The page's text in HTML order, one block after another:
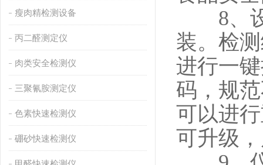
瘦肉精检测设备
丙二醛测定仪
肉类安全检测仪
三聚氰胺测定仪
色素快速检测仪
硼砂快速检测仪
8、设
装。检
进行一
码，规
可以进
可升级